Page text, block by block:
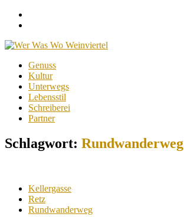
Skip
content
Genuss
Kultur
Unterwegs
Lebensstil
Schreiberei
Partner
Schlagwort: Rundwanderweg
Kellergasse
Retz
Rundwanderweg